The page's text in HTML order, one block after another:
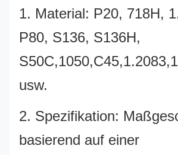
1. Material: P20, 718H,
P80, S136, S136H,
usw.
2. Spezifikation:
basierend auf einer